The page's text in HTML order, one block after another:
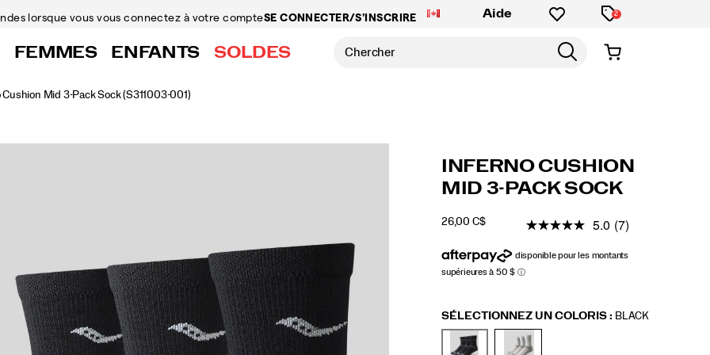
lorsque vous vous connectez à votre compteSE CONNECTER/S'INSCRIRE Aide 2
FEMMES ENFANTS SOLDES
Cushion Mid 3-Pack Sock(S311003-001)
Details
https://www.saucony.com/CA/fr_CA/inferno-
cushion-
mid-
pack-
sock/59223U.html
Saucony
59223U
Accessories
holiday-
gift-
guide
holidaygifts
Socks
Socks
/
GUIDE
false
195020099483
INFERNO CUSHION
MID 3-PACK SOCK
26,00 C$
5.0 (7)
Variations
SÉLECTIONNEZ UN COLORIS : BLACK